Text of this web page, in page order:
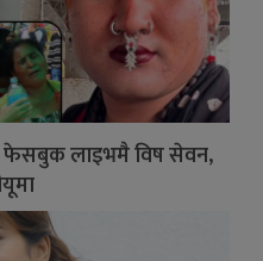
फेसबुक लाइभमै विष सेवन,